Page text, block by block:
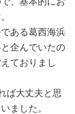
ある葛西海浜
企んでいたの
ておりまし
ば大丈夫と思
ました。